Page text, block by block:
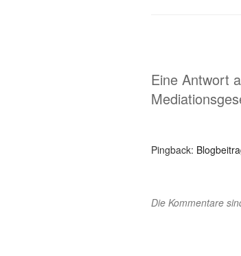
Eine Antwort
Pingback:
Die Kommentare